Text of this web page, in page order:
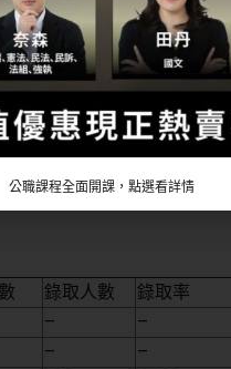
概要
錄取人數 錄取率
–
–
– –
公職課程全面開課，點選看詳情